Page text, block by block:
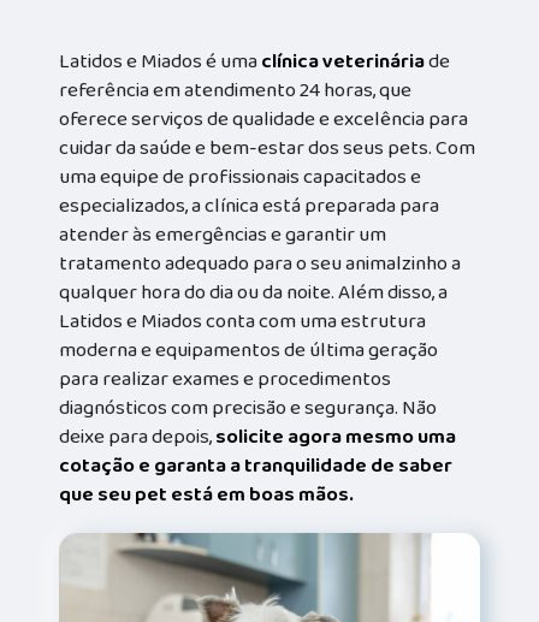
Latidos e Miados é umaclínica veterináriade
referência em atendimento 24 horas, que
oferece serviços de qualidade e excelência para
cuidar da saúde e bem-estar dos seus pets. Com
uma equipe de profissionais capacitados e
especializados, a clínica está preparada para
atender às emergências e garantir um
tratamento adequado para o seu animalzinho a
qualquer hora do dia ou da noite. Além disso, a
Latidos e Miados conta com uma estrutura
moderna e equipamentos de última geração
para realizar exames e procedimentos
diagnósticos com precisão e segurança. Não
deixe para depois,solicite agora mesmo uma
cotação e garanta a tranquilidade de saber
que seu pet está em boas mãos.